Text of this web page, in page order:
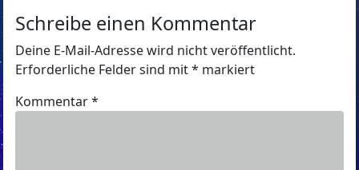
Schreibe einen Kommentar
Deine E-Mail-Adresse wird nicht veröffentlicht.
Erforderliche Felder sind mit* markiert
Kommentar*